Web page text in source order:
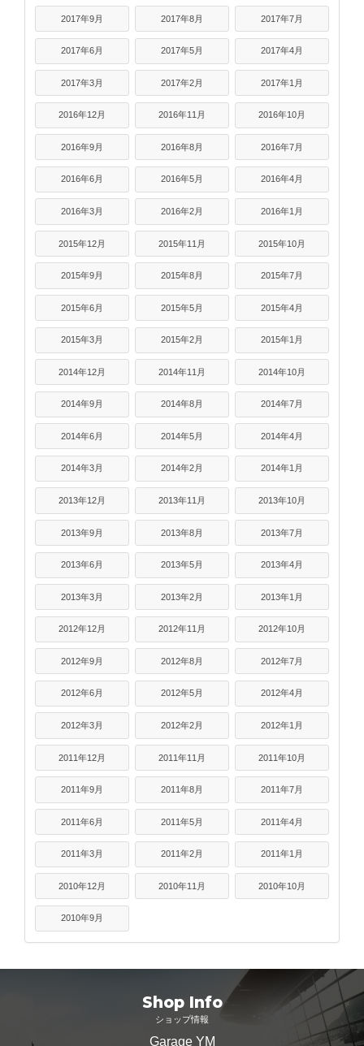
2017年9月 2017年8月 2017年7月
2017年6月 2017年5月 2017年4月
2017年3月 2017年2月 2017年1月
2016年12月 2016年11月 2016年10月
2016年9月 2016年8月 2016年7月
2016年6月 2016年5月 2016年4月
2016年3月 2016年2月 2016年1月
2015年12月 2015年11月 2015年10月
2015年9月 2015年8月 2015年7月
2015年6月 2015年5月 2015年4月
2015年3月 2015年2月 2015年1月
2014年12月 2014年11月 2014年10月
2014年9月 2014年8月 2014年7月
2014年6月 2014年5月 2014年4月
2014年3月 2014年2月 2014年1月
2013年12月 2013年11月 2013年10月
2013年9月 2013年8月 2013年7月
2013年6月 2013年5月 2013年4月
2013年3月 2013年2月 2013年1月
2012年12月 2012年11月 2012年10月
2012年9月 2012年8月 2012年7月
2012年6月 2012年5月 2012年4月
2012年3月 2012年2月 2012年1月
2011年12月 2011年11月 2011年10月
2011年9月 2011年8月 2011年7月
2011年6月 2011年5月 2011年4月
2011年3月 2011年2月 2011年1月
2010年12月 2010年11月 2010年10月
2010年9月
Shop Info
ショップ情報
Garage YM